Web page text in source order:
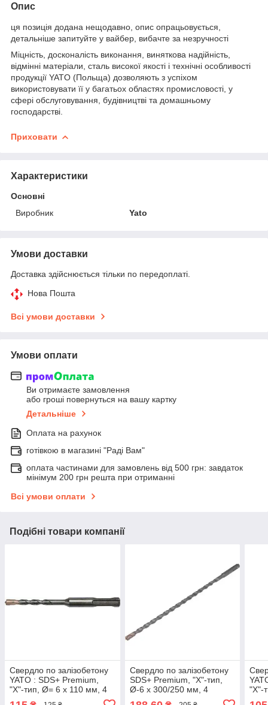
Опис
ця позиція додана нещодавно, опис опрацьовується,
детальніше запитуйте у вайбер, вибачте за незручності
Міцність, досконалість виконання, виняткова надійність,
відмінні матеріали, сталь високої якості і технічні особливості
продукції YATO (Польща) дозволяють з успіхом
використовувати її у багатьох областях промисловості, у
сфері обслуговування, будівництві та домашньому
господарстві.
Приховати
Характеристики
Основні
Виробник
Yato
Умови доставки
Доставка здійснюється тільки по передоплаті.
Нова Пошта
Всі умови доставки
Умови оплати
Ви отримаєте замовлення
або гроші повернуться на вашу картку
Детальніше
Оплата на рахунок
готівкою в магазині "Раді Вам"
оплата частинами для замовлень від 500 грн: завдаток
мінімум 200 грн решта при отриманні
Всі умови оплати
Подібні товари компанії
Свердло по залізобетону
YATO : SDS+ Premium,
"Х"-тип, Ø= 6 х 110 мм, 4
Свердло по залізобетону
SDS+ Premium, "Х"-тип,
Ø-6 х 300/250 мм, 4
різальні пруги YATO YT-
"Х"-